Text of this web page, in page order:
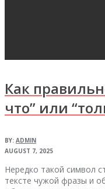
Как
что” или
BY: ADMIN
AUGUST 7, 2025
Нередко такой символ
тексте чужой фразы и